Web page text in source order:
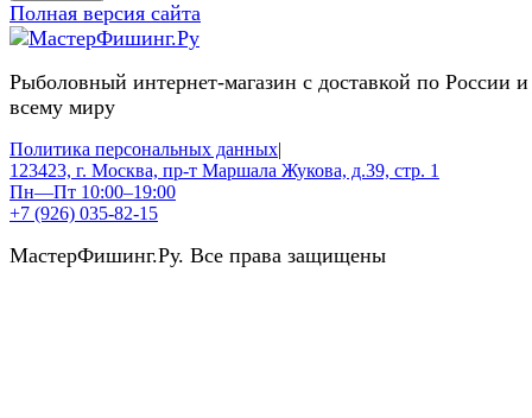
Полная версия сайта
Рыболовный интернет-магазин с доставкой по России и
всему миру
Политика персональных данных|
123423, г. Москва, пр-т Маршала Жукова, д.39, стр. 1
Пн—Пт 10:00–19:00
+7 (926) 035-82-15
МастерФишинг.Ру. Все права защищены